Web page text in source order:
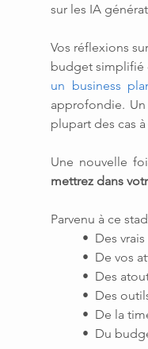
sur les IA
Vos réflexions
budget simplifié
un business
approfondie.
plupart des cas
Une nouvelle
mettrez dans
Parvenu à ce
•  Des
•  De vos
•  Des
•  Des
•  De la
•  Du